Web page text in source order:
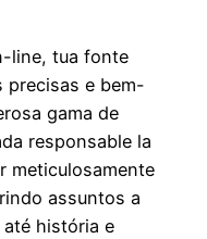
line, tua fonte
precisas e bem-
gama de
responsable la
meticulosamente
assuntos a
história e